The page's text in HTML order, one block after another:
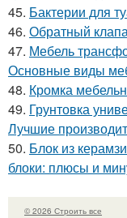
45. Бактерии для
46. Обратный
47. Мебель
Основные виды
48. Кромка
49. Грунтовка
Лучшие
50. Блок из
блоки: плюсы и
© 2026 Строить все